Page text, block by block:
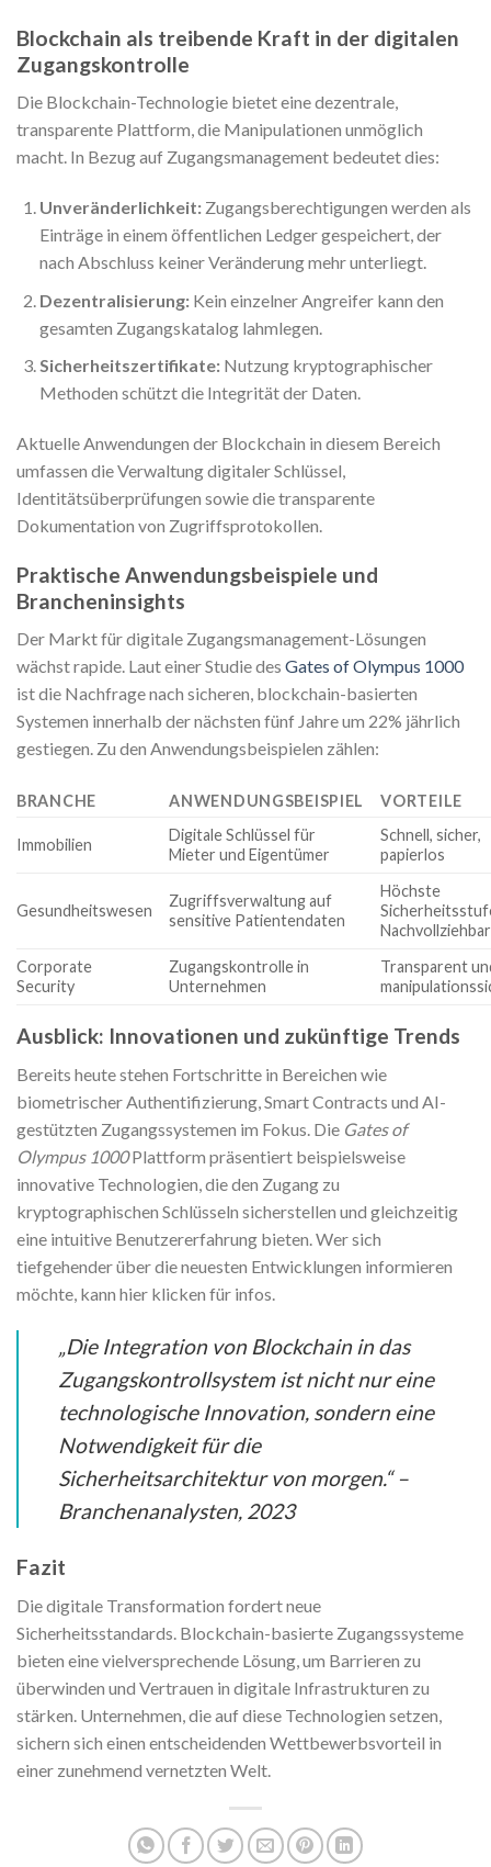
Blockchain als treibende Kraft in der digitalen
Zugangskontrolle
Die Blockchain-Technologie bietet eine dezentrale,
transparente Plattform, die Manipulationen unmöglich
macht. In Bezug auf Zugangsmanagement bedeutet dies:
Unveränderlichkeit:Zugangsberechtigungen werden als
Einträge in einem öffentlichen Ledger gespeichert, der
nach Abschluss keiner Veränderung mehr unterliegt.
Dezentralisierung:Kein einzelner Angreifer kann den
gesamten Zugangskatalog lahmlegen.
Sicherheitszertifikate:Nutzung kryptographischer
Methoden schützt die Integrität der Daten.
Aktuelle Anwendungen der Blockchain in diesem Bereich
umfassen die Verwaltung digitaler Schlüssel,
Identitätsüberprüfungen sowie die transparente
Dokumentation von Zugriffsprotokollen.
Praktische Anwendungsbeispiele und
Brancheninsights
Der Markt für digitale Zugangsmanagement-Lösungen
wächst rapide. Laut einer Studie des Gates of Olympus 1000
ist die Nachfrage nach sicheren, blockchain-basierten
Systemen innerhalb der nächsten fünf Jahre um 22% jährlich
gestiegen. Zu den Anwendungsbeispielen zählen:
BRANCHE ANWENDUNGSBEISPIEL VORTEILE
Immobilien
Digitale Schlüssel für
Mieter und Eigentümer
Schnell, sicher,
papierlos
Gesundheitswesen
Zugriffsverwaltung auf
sensitive Patientendaten
Höchste
Corporate
Security
Zugangskontrolle in
Unternehmen
Transparent
Ausblick: Innovationen und zukünftige Trends
Bereits heute stehen Fortschritte in Bereichen wie
biometrischer Authentifizierung, Smart Contracts und AI-
gestützten Zugangssystemen im Fokus. Die Gates of
Olympus 1000Plattform präsentiert beispielsweise
innovative Technologien, die den Zugang zu
kryptographischen Schlüsseln sicherstellen und gleichzeitig
eine intuitive Benutzererfahrung bieten. Wer sich
tiefgehender über die neuesten Entwicklungen informieren
möchte, kann hier klicken für infos.
„Die Integration von Blockchain in das
Zugangskontrollsystem ist nicht nur eine
technologische Innovation, sondern eine
Notwendigkeit für die
Sicherheitsarchitektur von morgen.“ –
Branchenanalysten, 2023
Fazit
Die digitale Transformation fordert neue
Sicherheitsstandards. Blockchain-basierte Zugangssysteme
bieten eine vielversprechende Lösung, um Barrieren zu
überwinden und Vertrauen in digitale Infrastrukturen zu
stärken. Unternehmen, die auf diese Technologien setzen,
sichern sich einen entscheidenden Wettbewerbsvorteil in
einer zunehmend vernetzten Welt.